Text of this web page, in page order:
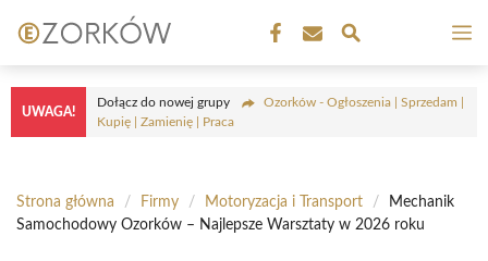
do
treści
UWAGA!
Dołącz do nowej grupy
Ozorków - Ogłoszenia | Sprzedam |
Kupię | Zamienię | Praca
Strona główna / Firmy / Motoryzacja i Transport /
Mechanik
Samochodowy Ozorków – Najlepsze Warsztaty w 2026 roku